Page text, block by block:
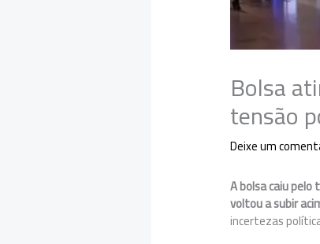
Bolsa
tensão
Deixe um
A bolsa caiu
voltou a subir
incertezas